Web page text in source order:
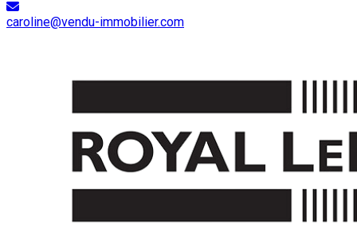
caroline@vendu-immobilier.com